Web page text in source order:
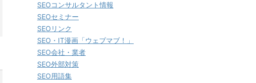
SEOコンサルタント情報
SEOセミナー
SEOリンク
SEO・IT漫画「ウェブマブ！」
SEO会社・業者
SEO外部対策
SEO用語集